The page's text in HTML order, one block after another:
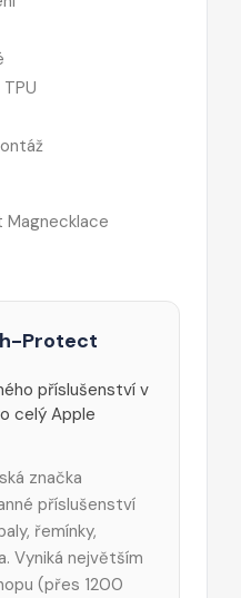
Magnecklace
Protect
příslušenství v
celý Apple
značka
příslušenství
řemínky,
Vyniká největším
(přes 1200